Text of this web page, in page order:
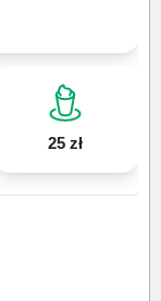
25 zł